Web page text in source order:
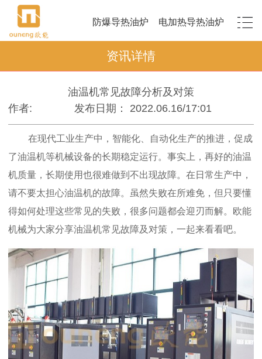
防爆导热油炉 电加热导热油炉
资讯详情
油温机常见故障分析及对策
作者:
发布日期： 2022.06.16/17:01
在现代工业生产中，智能化、自动化生产的推进，促成
了油温机等机械设备的长期稳定运行。事实上，再好的油温
机质量，长期使用也很难做到不出现故障。在日常生产中，
请不要太担心油温机的故障。虽然失败在所难免，但只要懂
得如何处理这些常见的失败，很多问题都会迎刃而解。欧能
机械为大家分享油温机常见故障及对策，一起来看看吧。